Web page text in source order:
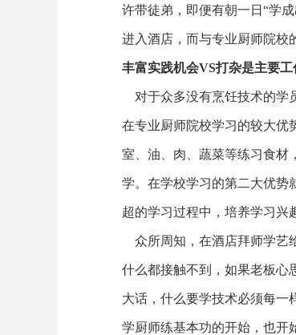
许带徒弟，即便有朝一日“学
进入酒店，而与专业厨师院校
丰富实践机会VS打杂是主要工
对于众多没有烹饪技术的学
在专业厨师院校学习的较大优
室、油、肉、蔬菜等练习食材
学。在学校学习的第二大优势
超的学习过程中，培养学习兴
众所周知，在酒店拜师学艺
什么都接触不到，如果老板心
大话，什么要学技术必须每一
学厨师练基本功的开始，也开